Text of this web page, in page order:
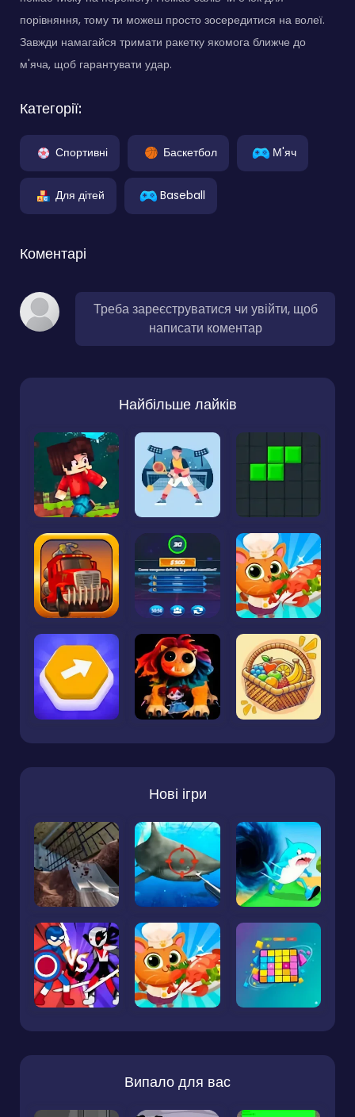
порівняння, тому ти можеш просто зосередитися на волеї.
Завжди намагайся тримати ракетку якомога ближче до
м'яча, щоб гарантувати удар.
Категорії:
Спортивні Баскетбол М'яч
Для дітей Baseball
Коментарі
Треба зареєструватися чи увійти, щоб
написати коментар
Найбільше лайків
Нові ігри
Випало для вас